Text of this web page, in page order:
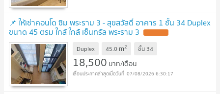
📌 ให้เช่าคอนโด ซิม พระราม 3 - สุขสวัสดิ์ อาคาร 1 ชั้น 34 Duplex
ขนาด 45 ตรม ใกล้ ใกล้ เซ็นทรัล พระราม 3
Duplex 45.0 m2 ชั้น 34
18,500 บาท/เดือน
07/08/2026 6:30:17